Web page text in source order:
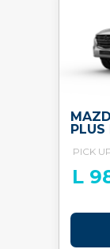
PLUS
PICK
L